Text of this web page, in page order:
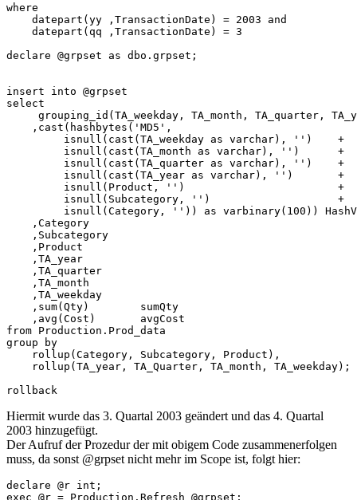
where
    datepart(yy ,TransactionDate) = 2003 and
    datepart(qq ,TransactionDate) = 3
declare @grpset as dbo.grpset;
insert into @grpset
select
grouping_id(TA_weekday, TA_month, TA_quarter,
    ,cast(hashbytes('MD5',
         isnull(cast(TA_weekday as varchar), '')    +
         isnull(cast(TA_month as varchar), '')      +
         isnull(cast(TA_quarter as varchar), '')    +
         isnull(cast(TA_year as varchar), '')       +
         isnull(Product, '')                        +
         isnull(Subcategory, '')                    +
isnull(Category, '')) as varbinary(100))
    ,Category
    ,Subcategory
    ,Product
    ,TA_year
    ,TA_quarter
    ,TA_month
    ,TA_weekday
    ,sum(Qty)        sumQty
    ,avg(Cost)       avgCost
from Production.Prod_data
group by
    rollup(Category, Subcategory, Product),
    rollup(TA_year, TA_Quarter, TA_month, TA_weekday);
rollback
Hiermit wurde das 3. Quartal 2003 geändert und das 4. Quartal
2003 hinzugefügt.
Der Aufruf der Prozedur der mit obigem Code zusammenerfolgen
muss, da sonst @grpset nicht mehr im Scope ist, folgt hier:
declare @r int;
exec @r = Production.Refresh @grpset;